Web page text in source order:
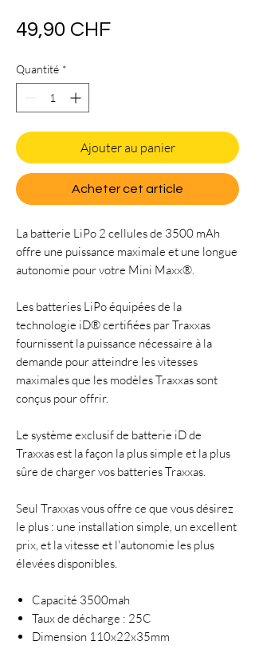
49,90 CHFPrix
Quantité *
Ajouter au panier
Acheter cet article
La batterie LiPo 2 cellules de 3500 mAh
offre une puissance maximale et une longue
autonomie pour votre Mini Maxx®.
Les batteries LiPo équipées de la
technologie iD® certifiées par Traxxas
fournissent la puissance nécessaire à la
demande pour atteindre les vitesses
maximales que les modèles Traxxas sont
conçus pour offrir.
Le système exclusif de batterie iD de
Traxxas est la façon la plus simple et la plus
sûre de charger vos batteries Traxxas.
Seul Traxxas vous offre ce que vous désirez
le plus : une installation simple, un excellent
prix, et la vitesse et l'autonomie les plus
élevées disponibles.
Capacité 3500mah
Taux de décharge : 25C
Dimension 110x22x35mm